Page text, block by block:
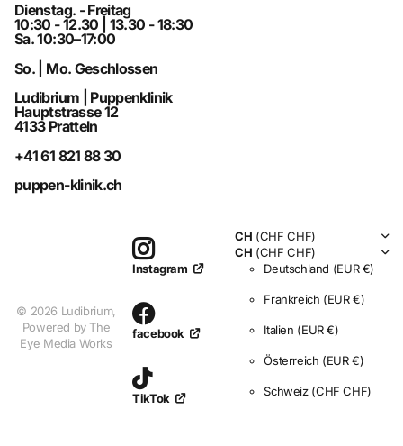
Dienstag. - Freitag
10:30 - 12.30 | 13.30 - 18:30
Sa. 10:30–17:00
So. | Mo. Geschlossen
Ludibrium | Puppenklinik
Hauptstrasse 12
4133 Pratteln
+41 61 821 88 30
puppen-klinik.ch
© 2026 Ludibrium,
Powered by The
Eye Media Works
Instagram
facebook
TikTok
CH (CHF CHF)
CH (CHF CHF)
Deutschland (EUR €)
Frankreich (EUR €)
Italien (EUR €)
Österreich (EUR €)
Schweiz (CHF CHF)